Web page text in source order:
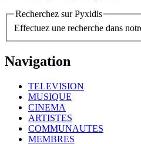
Recherchez sur Pyxidis
Effectuez une recherche dans
Navigation
TELEVISION
MUSIQUE
CINEMA
ARTISTES
COMMUNAUTES
MEMBRES